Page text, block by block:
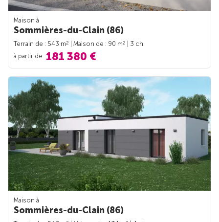
Maison à
Sommières-du-Clain (86)
Terrain de : 543 m2 | Maison de : 90 m2
| 3 ch.
à partir de 181 380 €
Maison à
Sommières-du-Clain (86)